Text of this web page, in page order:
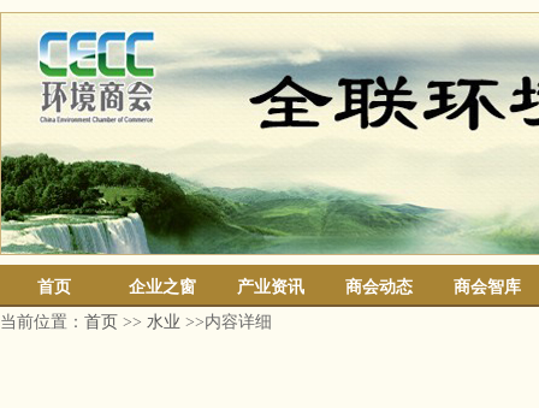
首页 企业之窗 产业资讯 商会动态
商会智库
当前位置： 首页 >> 水业 >>内容详细